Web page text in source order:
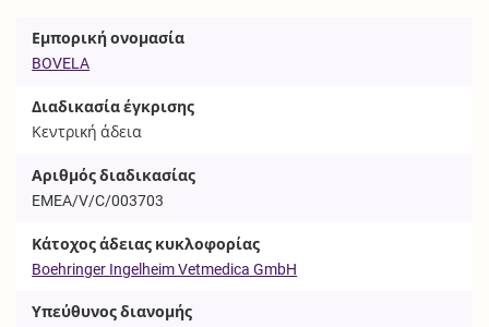
Εμπορική ονομασία
BOVELA
Διαδικασία έγκρισης
Κεντρική άδεια
Αριθμός διαδικασίας
EMEA/V/C/003703
Κάτοχος άδειας κυκλοφορίας
Boehringer Ingelheim Vetmedica GmbH
Υπεύθυνος διανομής